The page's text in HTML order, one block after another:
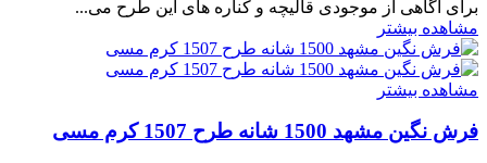
برای آگاهی از موجودی قالیچه و کناره های این طرح می...
مشاهده بیشتر
مشاهده بیشتر
فرش نگین مشهد 1500 شانه طرح 1507 کرم مسی